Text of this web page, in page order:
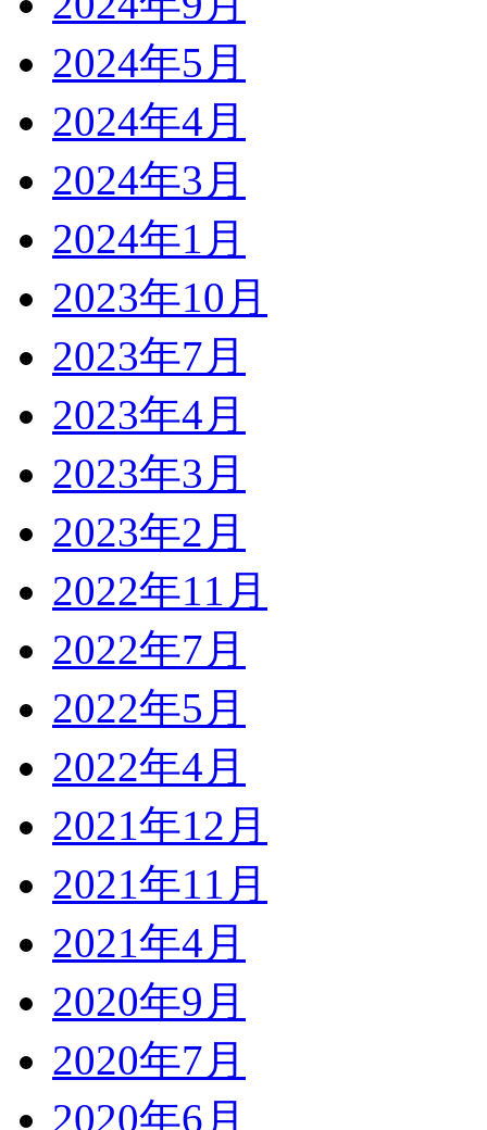
2024年5月
2024年4月
2024年3月
2024年1月
2023年10月
2023年7月
2023年4月
2023年3月
2023年2月
2022年11月
2022年7月
2022年5月
2022年4月
2021年12月
2021年11月
2021年4月
2020年9月
2020年7月
2020年6月